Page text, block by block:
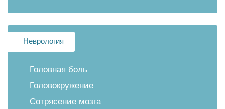
Неврология
Головная боль
Головокружение
Сотрясение мозга